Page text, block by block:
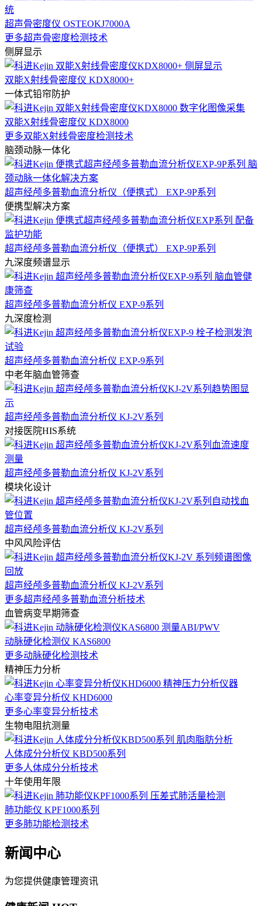
超声骨密度仪 OSTEOKJ7000A
更多超声骨密度检测技术
侧屏显示
双能X射线骨密度仪 KDX8000+
一体式铅帘防护
双能X射线骨密度仪 KDX8000
更多双能X射线骨密度检测技术
脑颈动脉一体化
超声经颅多普勒血流分析仪（便携式） EXP-9P系列
便携型解决方案
超声经颅多普勒血流分析仪（便携式） EXP-9P系列
九深度频谱显示
超声经颅多普勒血流分析仪 EXP-9系列
九深度检测
超声经颅多普勒血流分析仪 EXP-9系列
中老年脑血管筛查
超声经颅多普勒血流分析仪 KJ-2V系列
对接医院HIS系统
超声经颅多普勒血流分析仪 KJ-2V系列
模块化设计
超声经颅多普勒血流分析仪 KJ-2V系列
中风风险评估
超声经颅多普勒血流分析仪 KJ-2V系列
更多超声经颅多普勒血流分析技术
血管病变早期筛查
动脉硬化检测仪 KAS6800
更多动脉硬化检测技术
精神压力分析
心率变异分析仪 KHD6000
更多心率变异分析技术
生物电阻抗测量
人体成分分析仪 KBD500系列
更多人体成分分析技术
十年使用年限
肺功能仪 KPF1000系列
更多肺功能检测技术
新闻中心
为您提供健康管理资讯